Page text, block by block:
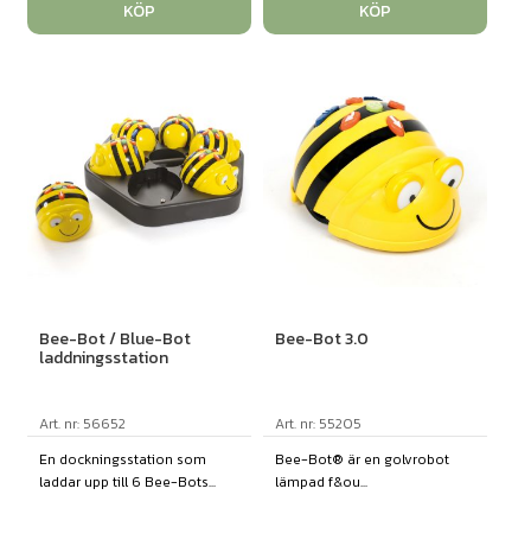
KÖP KÖP
Bee-Bot / Blue-Bot
laddningsstation
Art. nr: 56652
En dockningsstation som
laddar upp till 6 Bee-Bots...
Bee-Bot 3.0
Art. nr: 55205
Bee-Bot® är en golvrobot
lämpad f&ou...